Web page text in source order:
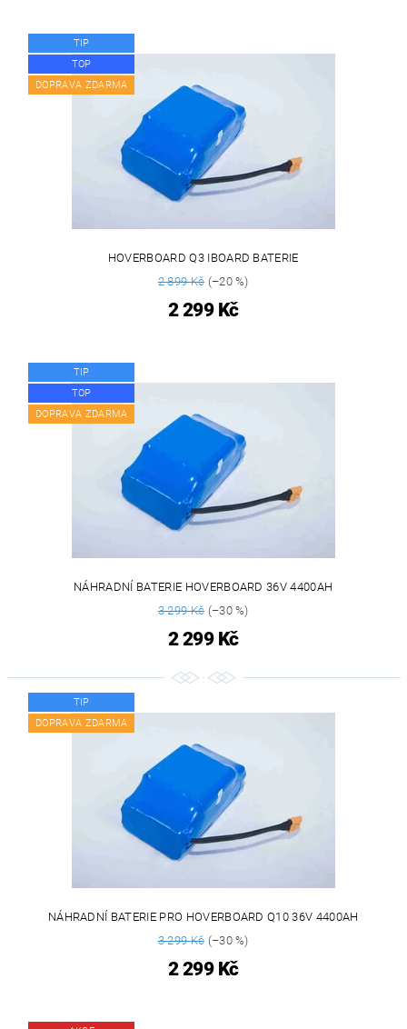
TIP
TOP
DOPRAVA ZDARMA
HOVERBOARD Q3 IBOARD BATERIE
2 899 Kč(–20 %)
2 299 Kč
TIP
TOP
DOPRAVA ZDARMA
NÁHRADNÍ BATERIE HOVERBOARD 36V 4400AH
3 299 Kč(–30 %)
2 299 Kč
TIP
DOPRAVA ZDARMA
NÁHRADNÍ BATERIE PRO HOVERBOARD Q10 36V 4400AH
3 299 Kč(–30 %)
2 299 Kč